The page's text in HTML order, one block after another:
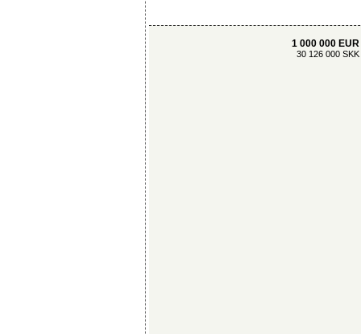
1 000 000 EUR
30 126 000 SKK